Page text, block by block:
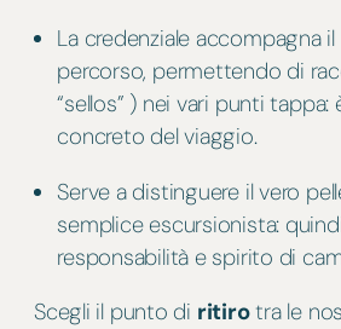
La credenziale accompagna
percorso, permettendo di
“sellos” ) nei vari punti tappa:
concreto del viaggio.
Serve a distinguere il vero
semplice escursionista:
responsabilità e spirito di
Scegli il punto di ritirotra le